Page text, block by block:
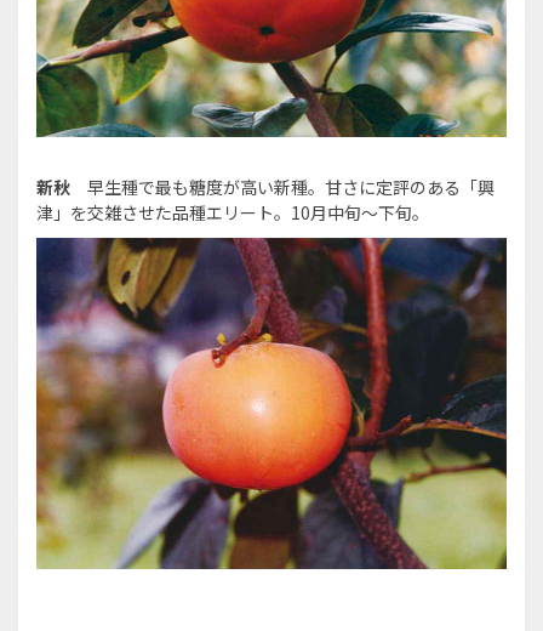
新秋 早生種で最も糖度が高い新種。甘さに定評のある「興
津」を交雑させた品種エリート。10月中旬～下旬。